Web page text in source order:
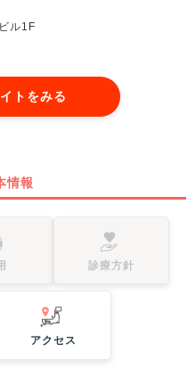
ル1F
トをみる
情報
診療方針
アクセス